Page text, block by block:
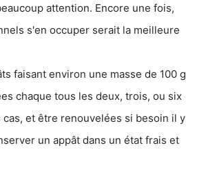
attention. Encore une fois,
s'en occuper serait la meilleure
faisant environ une masse de 100 g
chaque tous les deux, trois, ou six
et être renouvelées si besoin il y
un appât dans un état frais et